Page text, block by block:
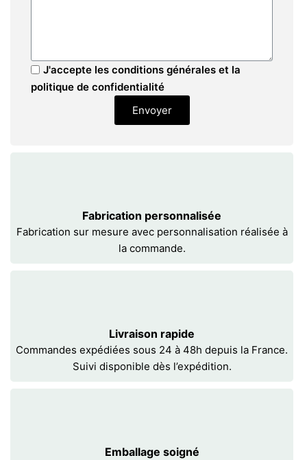
J'accepte les conditions générales et la
politique de confidentialité
Envoyer
Fabrication personnalisée
Fabrication sur mesure avec personnalisation réalisée à
la commande.
Livraison rapide
Commandes expédiées sous 24 à 48h depuis la France.
Suivi disponible dès l’expédition.
Emballage soigné